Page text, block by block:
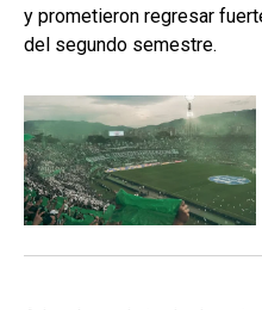
y prometieron regresar
del segundo semestre.